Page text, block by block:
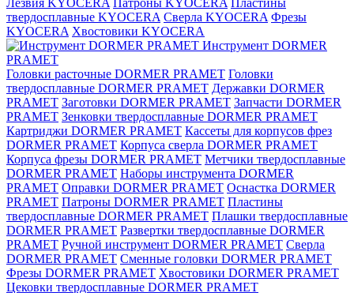
Лезвия KYOCERA Патроны KYOCERA
Пластины
твердосплавные KYOCERA Сверла KYOCERA Фрезы
KYOCERA Хвостовики KYOCERA
Инструмент DORMER
PRAMET
Головки расточные DORMER PRAMET Головки
твердосплавные DORMER PRAMET Державки DORMER
PRAMET Заготовки DORMER PRAMET Запчасти DORMER
PRAMET Зенковки твердосплавные DORMER PRAMET
Картриджи DORMER PRAMET Кассеты для корпусов фрез
DORMER PRAMET Корпуса сверла DORMER PRAMET
Корпуса фрезы DORMER PRAMET Метчики твердосплавные
DORMER PRAMET Наборы инструмента DORMER
PRAMET Оправки DORMER PRAMET Оснастка DORMER
PRAMET Патроны DORMER PRAMET Пластины
твердосплавные DORMER PRAMET Плашки твердосплавные
DORMER PRAMET Развертки твердосплавные DORMER
PRAMET Ручной инструмент DORMER PRAMET Сверла
DORMER PRAMET Сменные головки DORMER PRAMET
Фрезы DORMER PRAMET Хвостовики DORMER PRAMET
Цековки твердосплавные DORMER PRAMET